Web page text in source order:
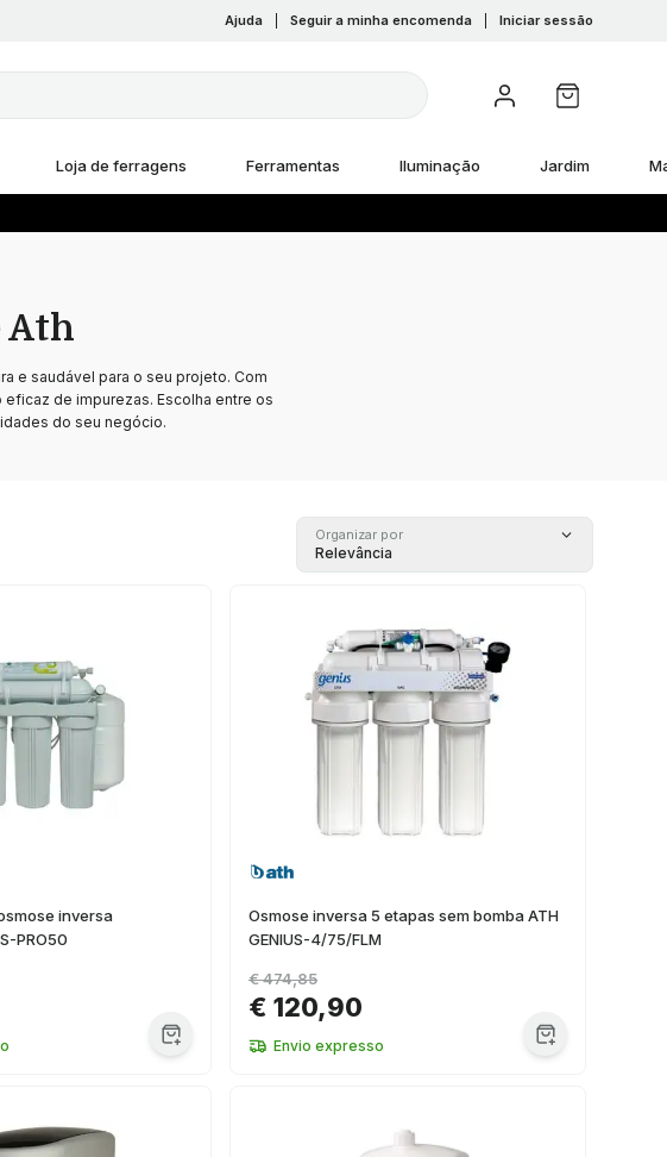
Ajuda Seguir a minha encomenda Iniciar sessão
Loja de ferragens Ferramentas Iluminação Jardim
Ath
e saudável para o seu projeto. Com
de impurezas. Escolha entre os
do seu negócio.
Organizar por
Relevância
inversa
PRO50
Osmose inversa 5 etapas sem bomba ATH
GENIUS-4/75/FLM
€ 120,90
€ 474,85
Envio expresso